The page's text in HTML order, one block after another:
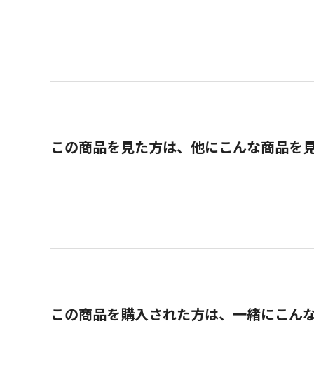
この商品を見た方は、他にこんな商品を
この商品を購入された方は、一緒にこん